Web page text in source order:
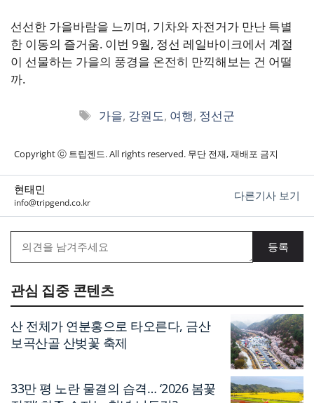
선선한 가을바람을 느끼며, 기차와 자전거가 만난 특별
한 이동의 즐거움. 이번 9월, 정선 레일바이크에서 계절
이 선물하는 가을의 풍경을 온전히 만끽해보는 건 어떨
까.
태
가을, 강원도, 여행, 정선군
Copyright ⓒ 트립젠드. All rights reserved. 무단 전재, 재배포 금지
현태민
info@tripgend.co.kr
다른기사 보기
관심 집중 콘텐츠
산 전체가 연분홍으로 타오른다, 금산
보곡산골 산벚꽃 축제
33만 평 노란 물결의 습격… ‘2026 봄꽃